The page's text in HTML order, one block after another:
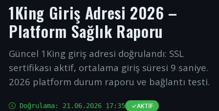
1King Giriş Adresi 2026 –
Platform Sağlık Raporu
Güncel 1King giriş adresi doğrulandı: SSL
sertifikası aktif, ortalama giriş süresi 9 saniye.
2026 platform durum raporu ve bağlantı testi.
Doğrulama: 21.06.2026 17:35 AKTIF